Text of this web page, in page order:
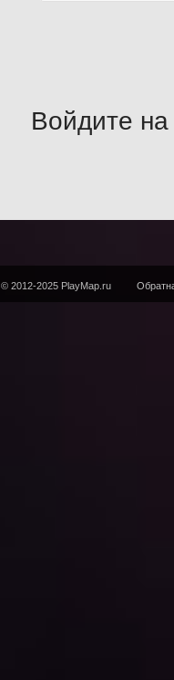
Войдите на
© 2012-2025 PlayMap.ru